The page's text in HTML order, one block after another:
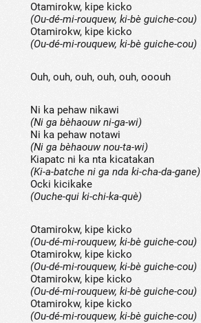
Otamirokw, kipe kicko
(Ou-dé-mi-rouquew, ki-bè guiche-cou)
Otamirokw, kipe kicko
(Ou-dé-mi-rouquew, ki-bè guiche-cou)
Ouh, ouh, ouh, ouh, ouh, ooouh
Ni ka pehaw nikawi
(Ni ga bèhaouw ni-ga-wi)
Ni ka pehaw notawi
(Ni ga bèhaouw nou-ta-wi)
Kiapatc ni ka nta kicatakan
(Ki-a-batche ni ga nda ki-cha-da-gane)
Ocki kicikake
(Ouche-qui ki-chi-ka-què)
Otamirokw, kipe kicko
(Ou-dé-mi-rouquew, ki-bè guiche-cou)
Otamirokw, kipe kicko
(Ou-dé-mi-rouquew, ki-bè guiche-cou)
Otamirokw, kipe kicko
(Ou-dé-mi-rouquew, ki-bè guiche-cou)
Otamirokw, kipe kicko
(Ou-dé-mi-rouquew, ki-bè guiche-cou)